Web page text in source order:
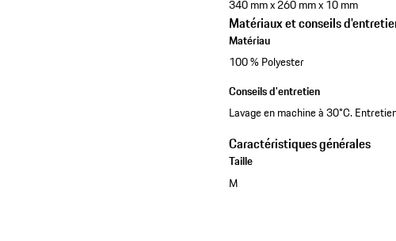
340 mm x 260 mm x 10 mm
Matériaux et conseils
Matériau
100 % Polyester
Conseils d'entretien
Lavage en machine à 30°C.
Caractéristiques générales
Taille
M